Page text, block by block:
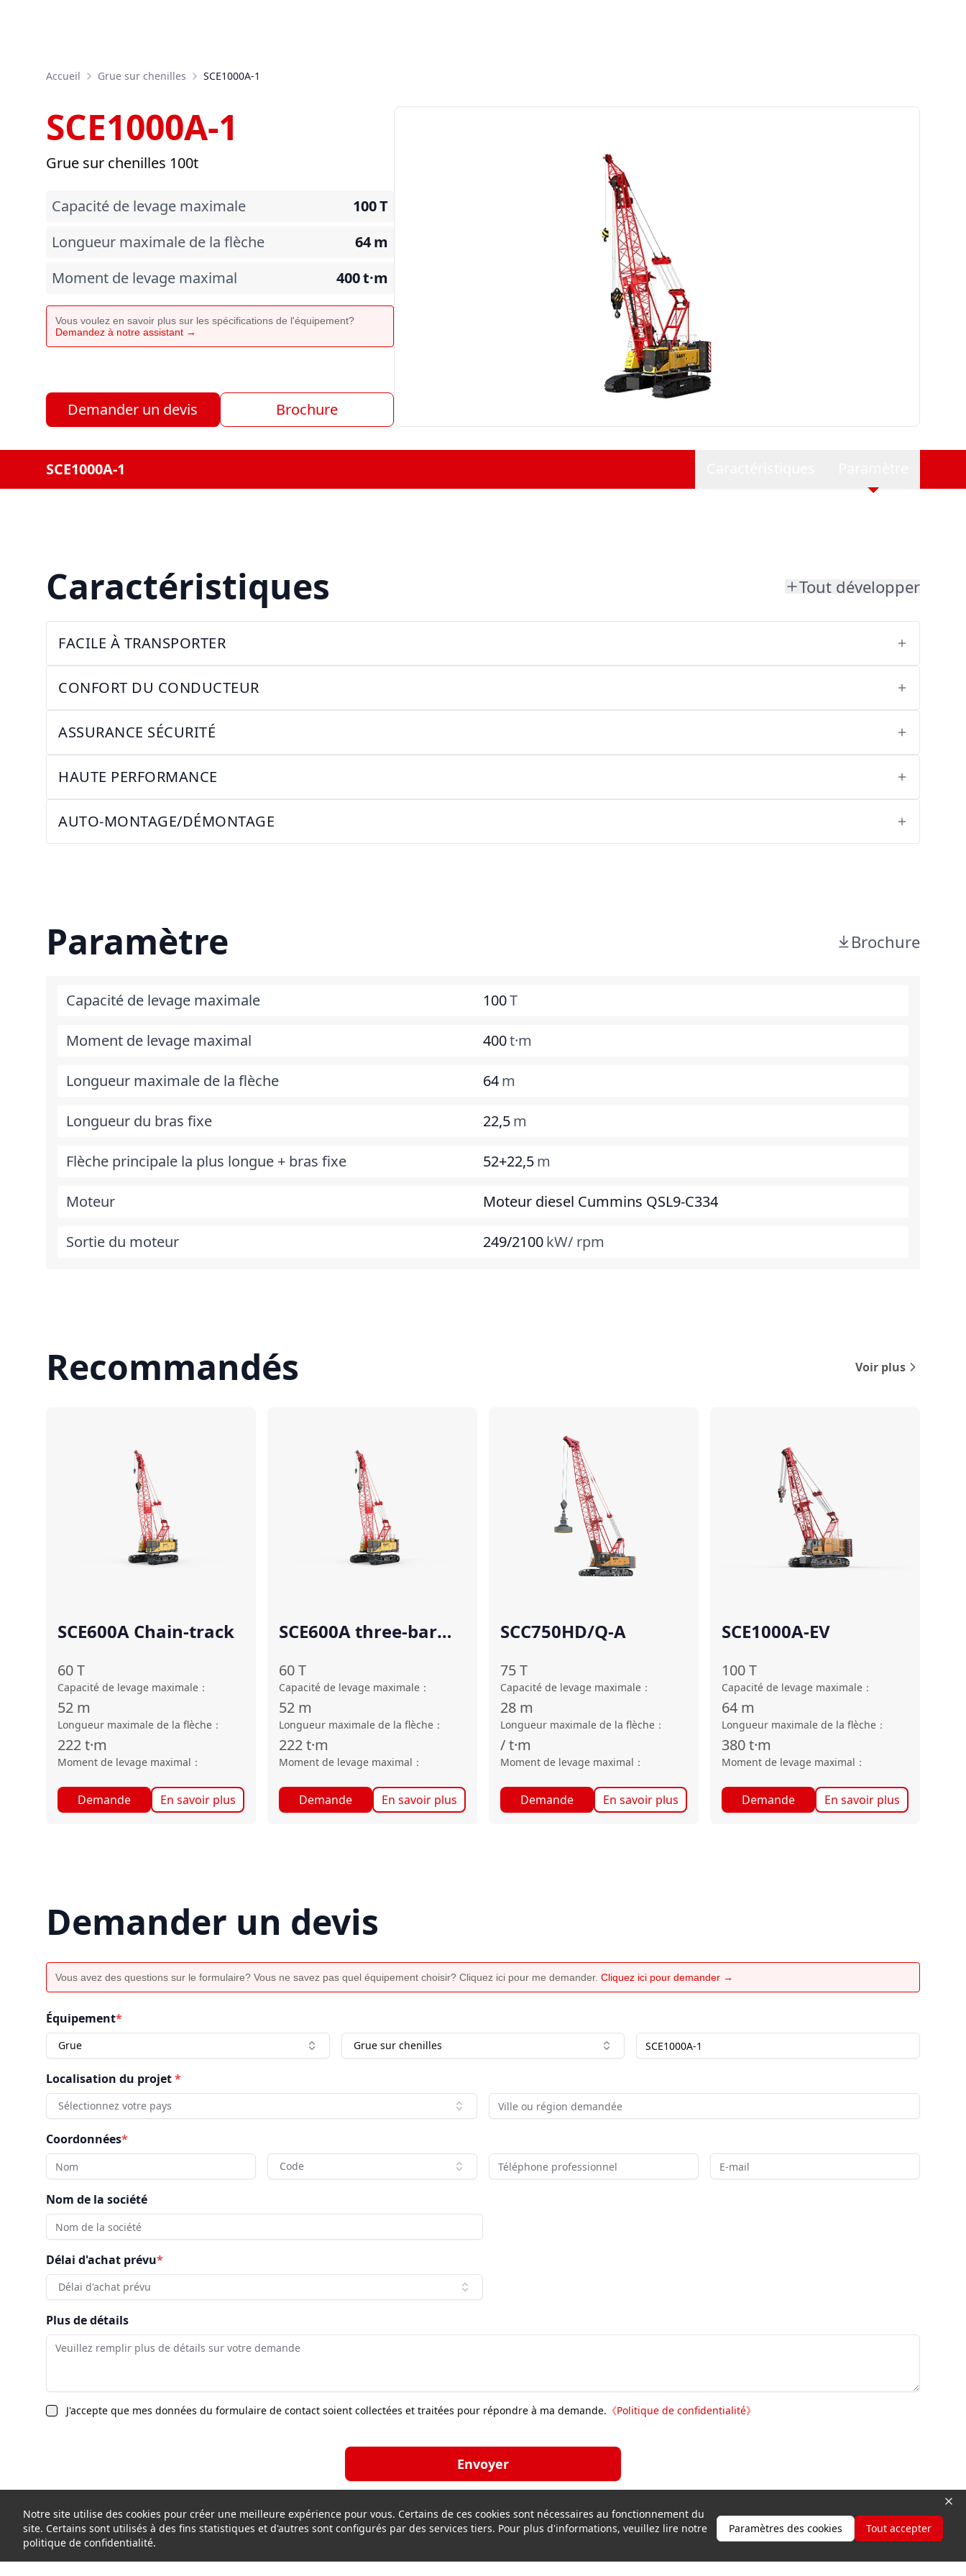
Accueil Grue sur chenilles SCE1000A-1
SCE1000A-1
Grue sur chenilles 100t
Capacité de levage maximale 100T
Longueur maximale de la flèche
64m
Moment de levage maximal
400t·m
Vous voulez en savoir plus sur les spécifications de l'équipement?
Demandez à notre assistant →
Demander un devis Brochure
SCE1000A-1
Caractéristiques Tout développer
FACILE À TRANSPORTER
CONFORT DU CONDUCTEUR
ASSURANCE SÉCURITÉ
HAUTE PERFORMANCE
AUTO-MONTAGE/DÉMONTAGE
Paramètre Brochure
Capacité de levage maximale 100T
Moment de levage maximal 400t·m
Longueur maximale de la flèche 64m
Longueur du bras fixe 22,5m
Flèche principale la plus longue + bras fixe 52+22,5m
Moteur Moteur diesel Cummins QSL9-C334
Sortie du moteur 249/2100kW/ rpm
Recommandés Voir plus
SCE600A Chain-track
60T
Capacité de levage maximale ：
52 m
Longueur maximale de la flèche ：
222t·m
Moment de levage maximal ：
Demande En savoir plus
SCE600A three-bar
60T
Capacité de levage maximale ：
52 m
Longueur maximale de la flèche ：
222t·m
Moment de levage maximal ：
Demande En savoir plus
SCC750HD/Q-A
75T
Capacité de levage maximale ：
28 m
Longueur maximale de la flèche ：
/t·m
Moment de levage maximal ：
Demande En savoir plus
SCE1000A-EV
100T
Capacité de levage maximale ：
64 m
Longueur maximale de la flèche ：
380t·m
Moment de levage maximal ：
Demande En savoir plus
Demander un devis
Vous avez des questions sur le formulaire? Vous ne savez pas quel équipement choisir? Cliquez ici pour me demander. Cliquez ici pour demander →
Équipement*
Grue Grue sur chenilles
Localisation du projet*
Sélectionnez votre pays
Coordonnées*
Code
Nom de la société
Délai d'achat prévu*
Délai d'achat prévu
Plus de détails
J'accepte que mes données du formulaire de contact soient collectées et traitées pour répondre à ma demande. 《Politique de confidentialité》
Envoyer
Notre site utilise des cookies pour créer une meilleure expérience pour vous. Certains de ces cookies sont nécessaires au fonctionnement du
site. Certains sont utilisés à des fins statistiques et d'autres sont configurés par des services tiers. Pour plus d'informations, veuillez lire notre
politique de confidentialité.
Paramètres des cookies Tout accepter